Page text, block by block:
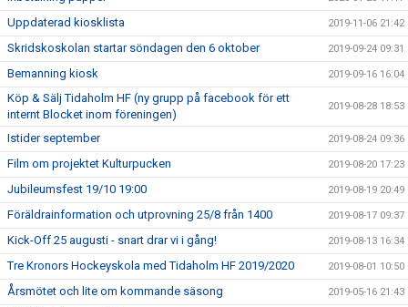
Uppdaterad kiosklista 2019-11-06 21:42
Skridskoskolan startar söndagen den 6 oktober 2019-09-24 09:31
Bemanning kiosk 2019-09-16 16:04
Köp & Sälj Tidaholm HF (ny grupp på facebook för ett
internt Blocket inom föreningen)
2019-08-28 18:53
Istider september 2019-08-24 09:36
Film om projektet Kulturpucken 2019-08-20 17:23
Jubileumsfest 19/10 19:00 2019-08-19 20:49
Föräldrainformation och utprovning 25/8 från 1400 2019-08-17 09:37
Kick-Off 25 augusti - snart drar vi i gång! 2019-08-13 16:34
Tre Kronors Hockeyskola med Tidaholm HF 2019/2020 2019-08-01 10:50
Årsmötet och lite om kommande säsong 2019-05-16 21:43